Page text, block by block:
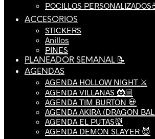
POCILLOS
ACCESORIOS
STICKERS
Anillos
PINES
PLANEADOR SEMANAL 📝
AGENDAS
AGENDA HOLLOW NIGHT ⚔️
AGENDA VILLANAS 🦹🏼
AGENDA TIM BURTON 💀
AGENDA AKIRA (DRAGON
AGENDA EL PUTAS👹
AGENDA DEMON SLAYER 😈